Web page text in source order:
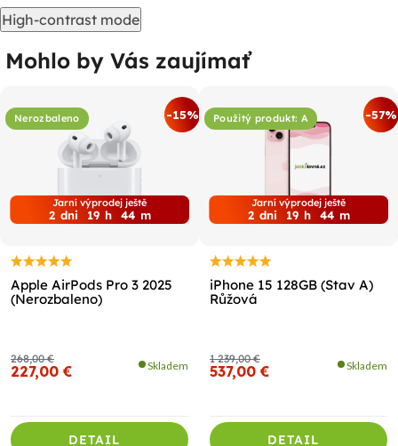
High-contrast mode
Mohlo by Vás zaujímať
Nerozbaleno -15%
Jarní výprodej ještě
2 dni 19 h 44 m
Apple AirPods Pro 3 2025
(Nerozbaleno)
268,00 €
227,00 € Skladem
DETAIL
Použitý produkt: A -57%
Jarní výprodej ještě
2 dni 19 h 44 m
iPhone 15 128GB (Stav A)
Růžová
1 239,00 €
537,00 € Skladem
DETAIL